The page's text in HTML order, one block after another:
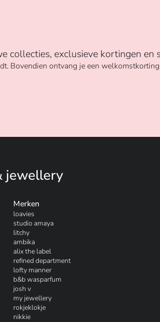
collecties, exclusieve kortingen en
Bovendien ontvang je een
jewellery
Merken
loavies
studio amaya
litchy
ambika
alix the label
refined department
lofty manner
b&b wasparfum
josh v
my jewellery
rokjeklokje
nikkie